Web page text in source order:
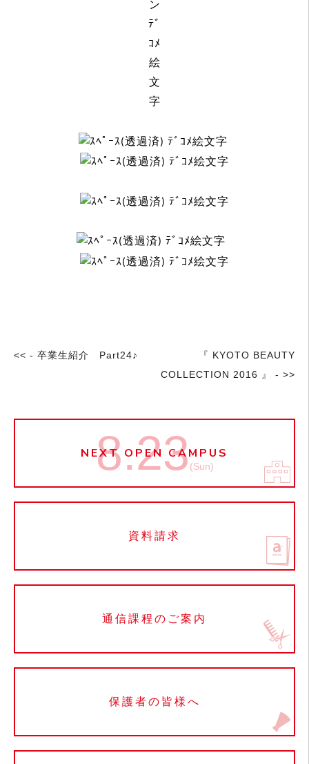
<< - 卒業生紹介 Part24♪
『 KYOTO BEAUTY
COLLECTION 2016 』 - >>
NEXT OPEN CAMPUS
8.23(Sun)
資料請求
通信課程のご案内
保護者の皆様へ